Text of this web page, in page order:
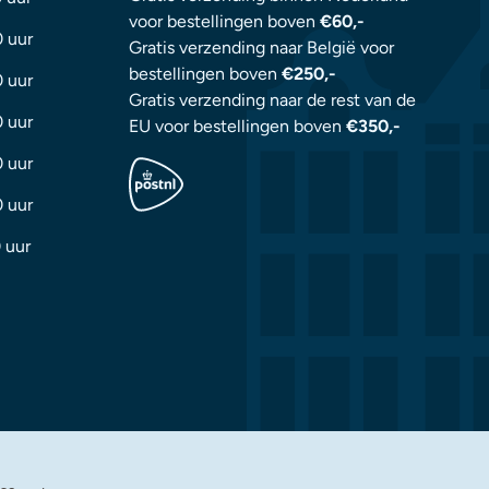
uur
uur
uur
uur
uur
uur
voor bestellingen boven€60,-
Gratis verzending naar België voor
bestellingen boven€250,-
Gratis verzending naar de rest van de
EU voor bestellingen boven€350,-